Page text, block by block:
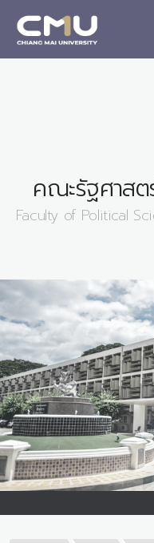
คณะรัฐศาสต
Faculty of Political